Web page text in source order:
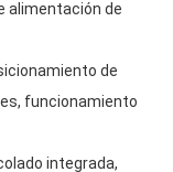
alimentación de
de
funcionamiento
integrada,